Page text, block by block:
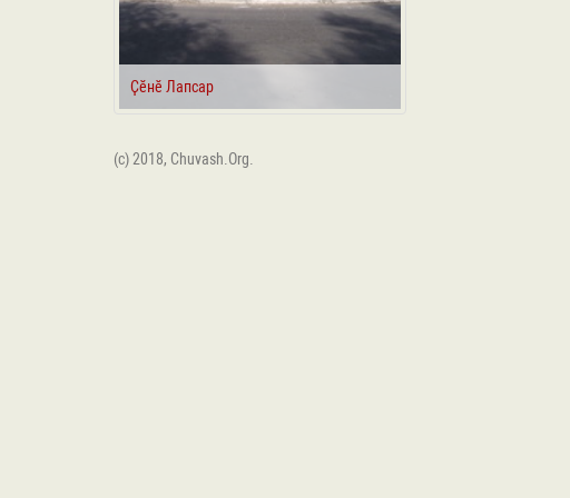
Ҫӗнӗ Лапсар
(c) 2018, Chuvash.Org.